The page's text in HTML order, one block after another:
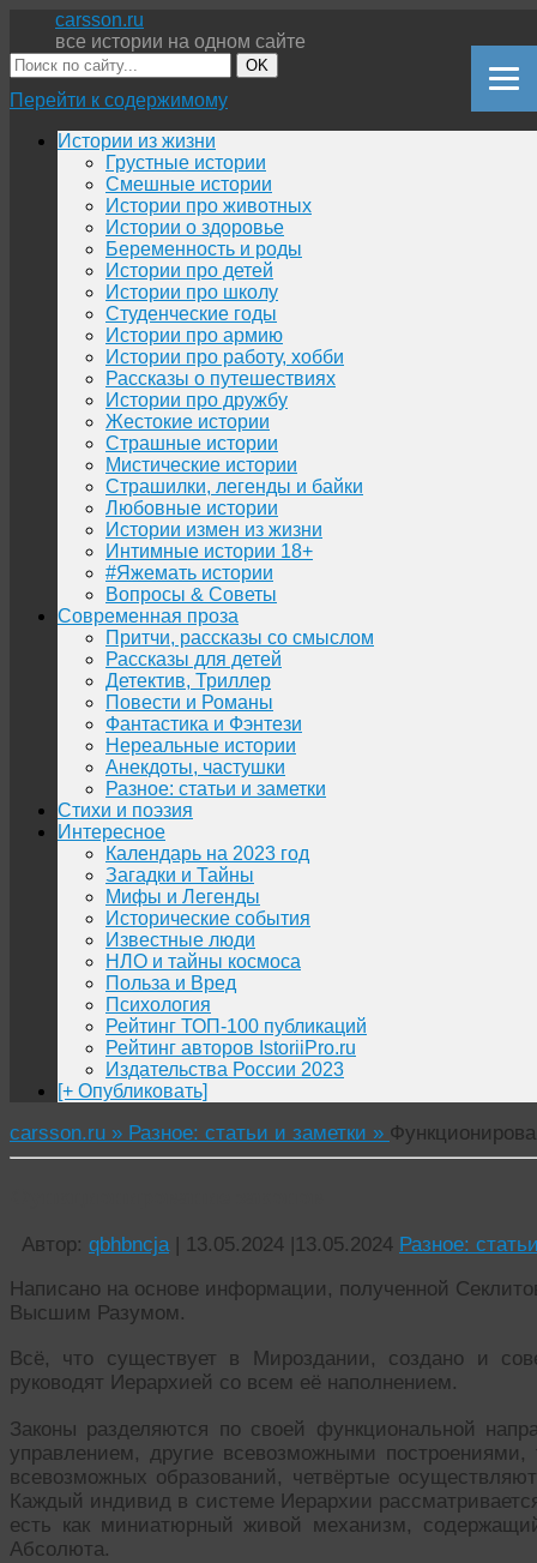
carsson.ru
все истории на одном сайте
OK
Перейти к содержимому
Истории из жизни
Грустные истории
Смешные истории
Истории про животных
Истории о здоровье
Беременность и роды
Истории про детей
Истории про школу
Студенческие годы
Истории про армию
Истории про работу, хобби
Рассказы о путешествиях
Истории про дружбу
Жестокие истории
Страшные истории
Мистические истории
Страшилки, легенды и байки
Любовные истории
Истории измен из жизни
Интимные истории 18+
#Яжемать истории
Вопросы & Советы
Современная проза
Притчи, рассказы со смыслом
Рассказы для детей
Детектив, Триллер
Повести и Романы
Фантастика и Фэнтези
Нереальные истории
Анекдоты, частушки
Разное: статьи и заметки
Стихи и поэзия
Интересное
Календарь на 2023 год
Загадки и Тайны
Мифы и Легенды
Исторические события
Известные люди
НЛО и тайны космоса
Польза и Вред
Психология
Рейтинг ТОП-100 публикаций
Рейтинг авторов IstoriiPro.ru
Издательства России 2023
[+ Опубликовать]
carsson.ru » Разное: статьи и заметки »
Автор: qbhbncja | 13.05.2024 |13.05.2024 Разное:
Написано на основе информации, полученной
Высшим Разумом.
Всё, что существует в Мироздании, создано и
руководят Иерархией со всем её наполнением.
Законы разделяются по своей функциональной
управлением, другие всевозможными
всевозможных образований, четвёртые
Каждый индивид в системе Иерархии
есть как миниатюрный живой механизм,
Абсолюта.